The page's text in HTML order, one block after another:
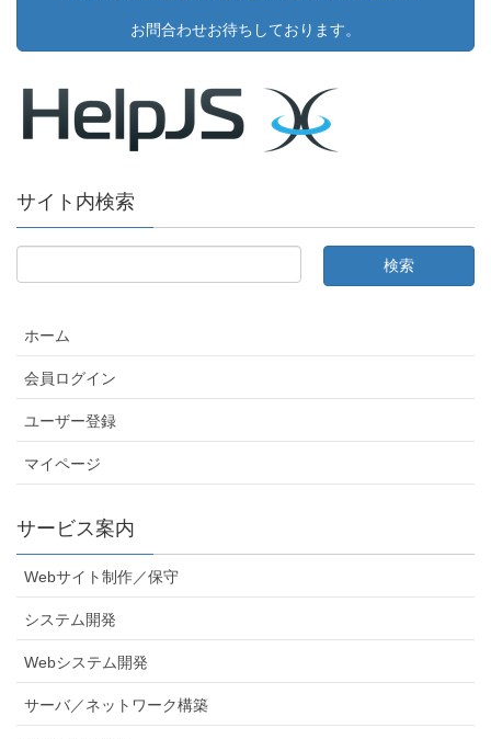
お問合わせお待ちしております。
サイト内検索
ホーム
会員ログイン
ユーザー登録
マイページ
サービス案内
Webサイト制作／保守
システム開発
Webシステム開発
サーバ／ネットワーク構築